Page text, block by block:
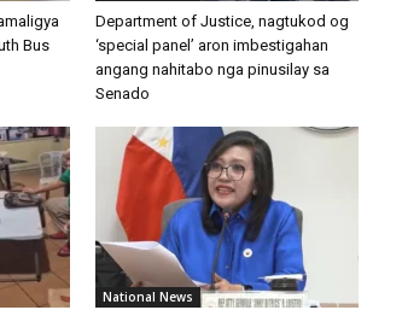
Bus
Department of Justice, nagtukod og
‘special panel’ aron imbestigahan
angang nahitabo nga pinusilay sa
Senado
National News